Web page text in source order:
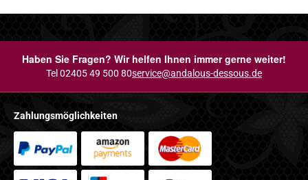
Haben Sie Fragen? Wir helfen Ihnen immer gerne weiter!
Tel 02405 49 500 80service@andalous-dessous.de
Zahlungsmöglichkeiten